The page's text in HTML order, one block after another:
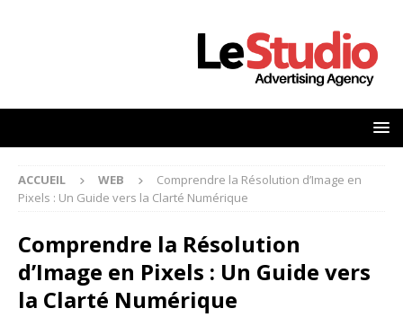
ACCUEIL WEB
Comprendre la Résolution d’Image en
Pixels : Un Guide vers la Clarté Numérique
Comprendre la Résolution
d’Image en Pixels : Un Guide vers
la Clarté Numérique